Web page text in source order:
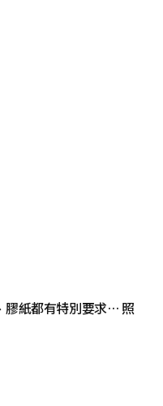
膠紙都有特別要求… 照